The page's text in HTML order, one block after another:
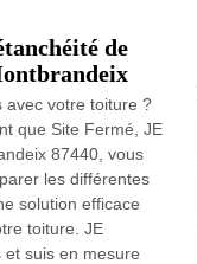
de
avec votre toiture ?
que Site Fermé, JE
87440, vous
les différentes
solution efficace
toiture. JE
suis en mesure